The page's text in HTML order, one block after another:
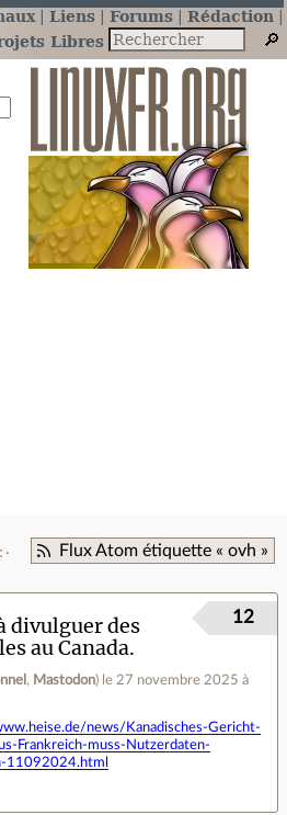
Liens Forums
Rédaction
Libres
Flux Atom étiquette « ovh »
divulguer des
au Canada.
, Mastodon) le 27 novembre 2025 à
12
news/Kanadisches-Gericht-
Frankreich-muss-Nutzerdaten-
11092024.html